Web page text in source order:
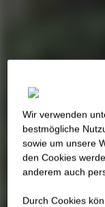
Wir verwenden
best­mögliche
sowie um unsere
den Cookies
anderem auch
Durch Cookies